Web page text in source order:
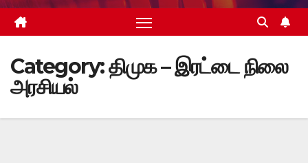
Category:திமுக – இரட்டை நிலை
அரசியல்